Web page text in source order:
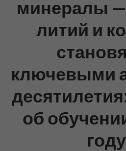
минералы
литий и
ключевыми
об
году